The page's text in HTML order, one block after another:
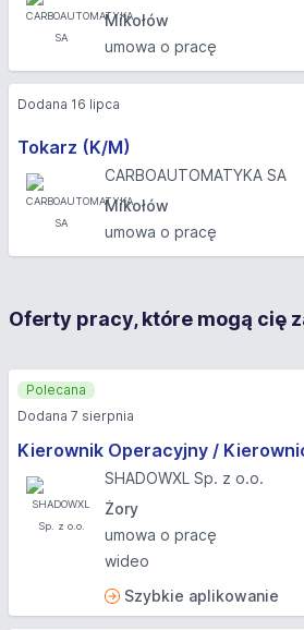
Mikołów
umowa o pracę
Tokarz (K/M)
CARBOAUTOMATYKA SA
Mikołów
umowa o pracę
Dodana 16 lipca
Oferty pracy, które mogą cię
Kierownik Operacyjny /
SHADOWXL Sp. z o.o.
Żory
umowa o pracę
wideo
Szybkie aplikowanie
Polecana
Dodana 7 sierpnia